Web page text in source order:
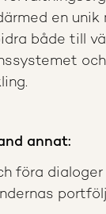
en
både till
annat:
föra